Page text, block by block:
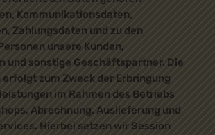
Kommunikationsdaten,
Zahlungsdaten und zu den
unsere Kunden,
und sonstige Geschäftspartner. Die
zum Zweck der Erbringung
im Rahmen des Betriebs
Abrechnung, Auslieferung und
Hierbei setzen wir Session